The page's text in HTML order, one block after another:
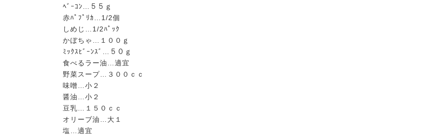
ﾍﾞｰｺﾝ…５５ｇ
赤ﾊﾟﾌﾟﾘｶ…1/2個
しめじ…1/2ﾊﾟｯｸ
かぼちゃ…１００ｇ
ﾐｯｸｽﾋﾞｰﾝｽﾞ…５０ｇ
食べるラー油…適宜
野菜スープ…３００ｃｃ
味噌…小２
醤油…小２
豆乳…１５０ｃｃ
オリーブ油…大１
塩…適宜